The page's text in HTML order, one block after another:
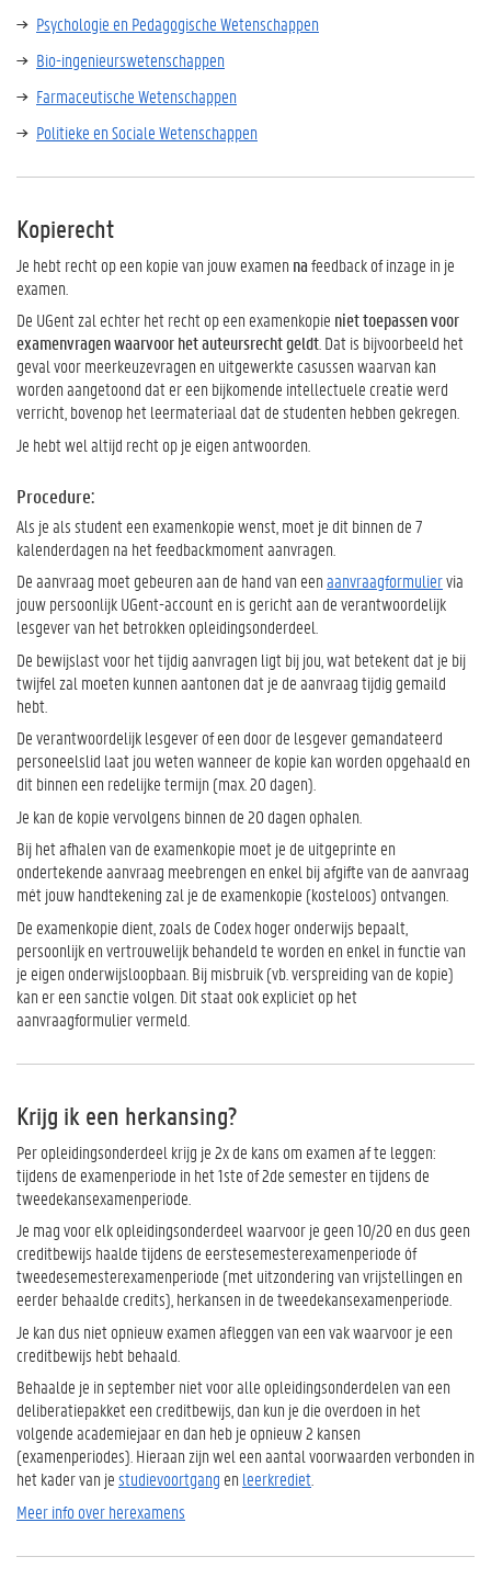
Psychologie en Pedagogische Wetenschappen
Bio-ingenieurswetenschappen
Farmaceutische Wetenschappen
Politieke en Sociale Wetenschappen
Kopierecht
Je hebt recht op een kopie van jouw examen nafeedback of inzage in je
examen.
De UGent zal echter het recht op een examenkopie niet toepassen voor
examenvragen waarvoor het auteursrecht geldt . Dat is bijvoorbeeld het
geval voor meerkeuzevragen en uitgewerkte casussen waarvan kan
worden aangetoond dat er een bijkomende intellectuele creatie werd
verricht, bovenop het leermateriaal dat de studenten hebben gekregen.
Je hebt wel altijd recht op je eigen antwoorden.
Procedure:
Als je als student een examenkopie wenst, moet je dit binnen de 7
kalenderdagen na het feedbackmoment aanvragen.
De aanvraag moet gebeuren aan de hand van eenaanvraagformuliervia
jouw persoonlijk UGent-account en is gericht aan de verantwoordelijk
lesgever van het betrokken opleidingsonderdeel.
De bewijslast voor het tijdig aanvragen ligt bij jou, wat betekent dat je bij
twijfel zal moeten kunnen aantonen dat je de aanvraag tijdig gemaild
hebt.
De verantwoordelijk lesgever of een door de lesgever gemandateerd
personeelslid laat jou weten wanneer de kopie kan worden opgehaald en
dit binnen een redelijke termijn (max. 20 dagen).
Je kan de kopie vervolgens binnen de 20 dagen ophalen.
Bij het afhalen van de examenkopie moet je de uitgeprinte en
ondertekende aanvraag meebrengen en enkel bij afgifte van de aanvraag
mét jouw handtekening zal je de examenkopie (kosteloos) ontvangen.
De examenkopie dient, zoals de Codex hoger onderwijs bepaalt,
persoonlijk en vertrouwelijk behandeld te worden en enkel in functie van
je eigen onderwijsloopbaan. Bij misbruik (vb. verspreiding van de kopie)
kan er een sanctie volgen. Dit staat ook expliciet op het
aanvraagformulier vermeld.
Krijg ik een herkansing?
Per opleidingsonderdeel krijg je 2x de kans om examen af te leggen:
tijdens de examenperiode in het 1ste of 2de semester en tijdens de
tweedekansexamenperiode.
Je mag voor elk opleidingsonderdeel waarvoor je geen 10/20 en dus geen
creditbewijs haalde tijdens de eerstesemesterexamenperiode óf
tweedesemesterexamenperiode (met uitzondering van vrijstellingen en
eerder behaalde credits), herkansen in de tweedekansexamenperiode.
Je kan dus niet opnieuw examen afleggen van een vak waarvoor je een
creditbewijs hebt behaald.
Behaalde je in september niet voor alle opleidingsonderdelen van een
deliberatiepakket een creditbewijs, dan kun je die overdoen in het
volgende academiejaar en dan heb je opnieuw 2 kansen
(examenperiodes). Hieraan zijn wel een aantal voorwaarden verbonden in
het kader van jestudievoortgang en leerkrediet
Meer info over herexamens